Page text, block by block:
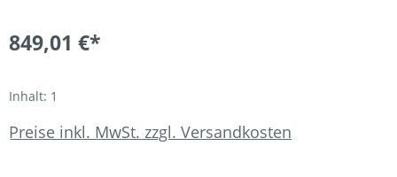
849,01 €*
Inhalt: 1
Preise inkl. MwSt. zzgl. Versandkosten